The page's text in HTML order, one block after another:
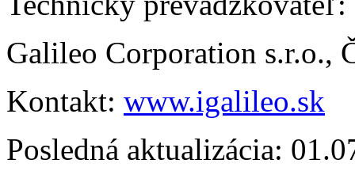
Galileo Corporation s.r.o.,
Kontakt: www.igalileo.sk
Posledná aktualizácia: